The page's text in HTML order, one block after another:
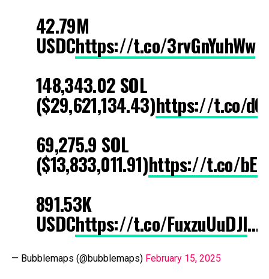
42.79M
USDChttps://t.co/3rvGnYuhWw
148,343.02 SOL
($29,621,134.43)https://t.co/
69,275.9 SOL
($13,833,011.91)https://t.co/
891.53K
USDChttps://t.co/FuxzuUuDJl…
— Bubblemaps (@bubblemaps) February 15, 2025